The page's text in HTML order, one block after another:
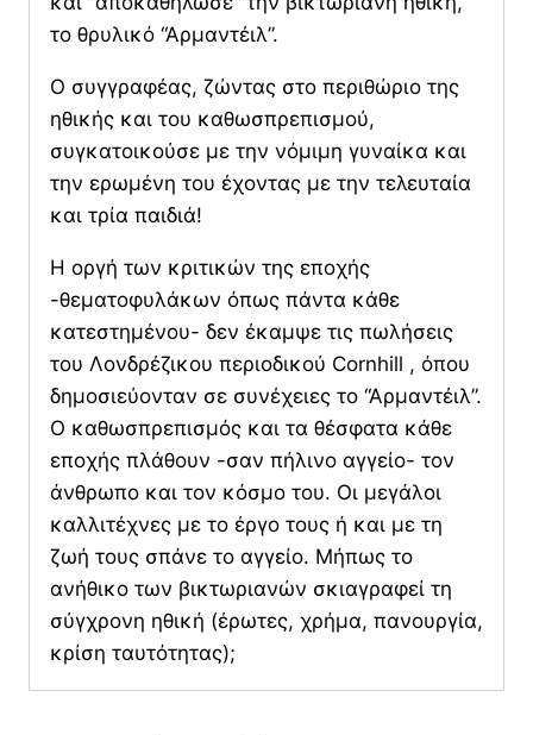
το θρυλικό “Αρμαντέιλ”.
Ο συγγραφέας, ζώντας στο περιθώριο της
ηθικής και του καθωσπρεπισμού,
συγκατοικούσε με την νόμιμη γυναίκα και
την ερωμένη του έχοντας με την τελευταία
και τρία παιδιά!
Η οργή των κριτικών της εποχής
-θεματοφυλάκων όπως πάντα κάθε
κατεστημένου- δεν έκαμψε τις πωλήσεις
του Λονδρέζικου περιοδικού Cornhill , όπου
δημοσιεύονταν σε συνέχειες το “Αρμαντέιλ”.
Ο καθωσπρεπισμός και τα θέσφατα κάθε
εποχής πλάθουν -σαν πήλινο αγγείο- τον
άνθρωπο και τον κόσμο του. Οι μεγάλοι
καλλιτέχνες με το έργο τους ή και με τη
ζωή τους σπάνε το αγγείο. Μήπως το
ανήθικο των βικτωριανών σκιαγραφεί τη
σύγχρονη ηθική (έρωτες, χρήμα, πανουργία,
κρίση ταυτότητας);